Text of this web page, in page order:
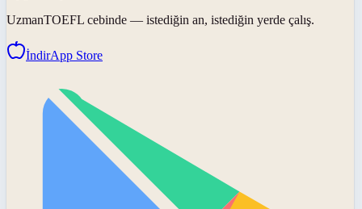
UzmanTOEFL cebinde — istediğin an, istediğin yerde çalış.
İndirApp Store